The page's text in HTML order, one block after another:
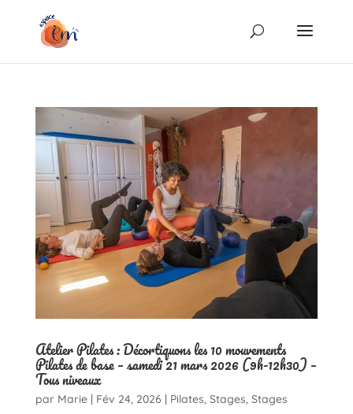
Atelier Pilates : Décortiquons les 10 mouvements
Pilates de base – samedi 21 mars 2026 (9h-12h30) –
Tous niveaux
par Marie| Fév 24, 2026 | Pilates, Stages, Stages